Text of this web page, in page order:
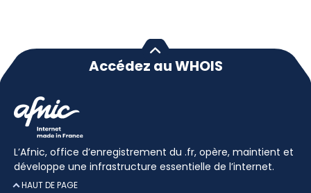
Accédez au WHOIS
L’Afnic, office d’enregistrement du .fr, opère, maintient et
développe une infrastructure essentielle de l’internet.
HAUT DE PAGE